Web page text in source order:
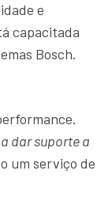
e
capacitada
Bosch.
dar suporte a
um serviço de